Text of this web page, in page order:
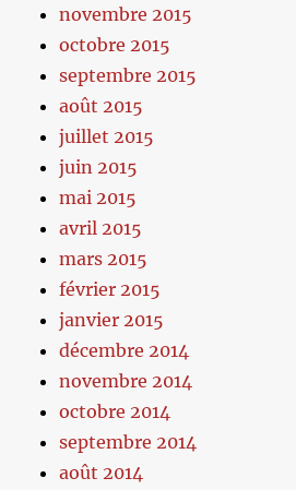
novembre 2015
octobre 2015
septembre 2015
août 2015
juillet 2015
juin 2015
mai 2015
avril 2015
mars 2015
février 2015
janvier 2015
décembre 2014
novembre 2014
octobre 2014
septembre 2014
août 2014